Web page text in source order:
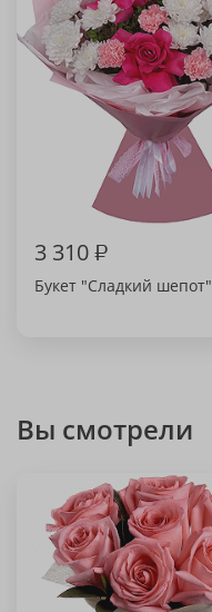
3 310₽
Букет "Сладкий шепот"
Вы смотрели